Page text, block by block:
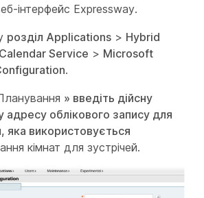
інтерфейс Expressway.
розділ Applications > Hybrid
Calendar Service > Microsoft
.
» введіть дійсну
адресу облікового запису для
яка використовується
кімнат для зустрічей.